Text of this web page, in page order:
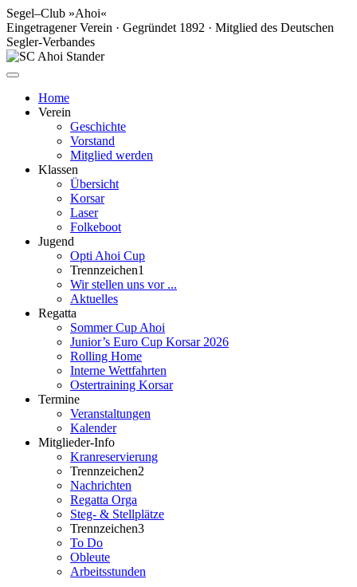
Segel–Club »Ahoi«
Eingetragener Verein · Gegründet 1892 · Mitglied des Deutschen
Segler-Verbandes
Home
Verein
Geschichte
Vorstand
Mitglied werden
Klassen
Übersicht
Korsar
Laser
Folkeboot
Jugend
Opti Ahoi Cup
Trennzeichen1
Wir stellen uns vor ...
Aktuelles
Regatta
Sommer Cup Ahoi
Junior’s Euro Cup Korsar 2026
Rolling Home
Interne Wettfahrten
Ostertraining Korsar
Termine
Veranstaltungen
Kalender
Mitglieder-Info
Kranreservierung
Trennzeichen2
Nachrichten
Regatta Orga
Steg- & Stellplätze
Trennzeichen3
To Do
Obleute
Arbeitsstunden